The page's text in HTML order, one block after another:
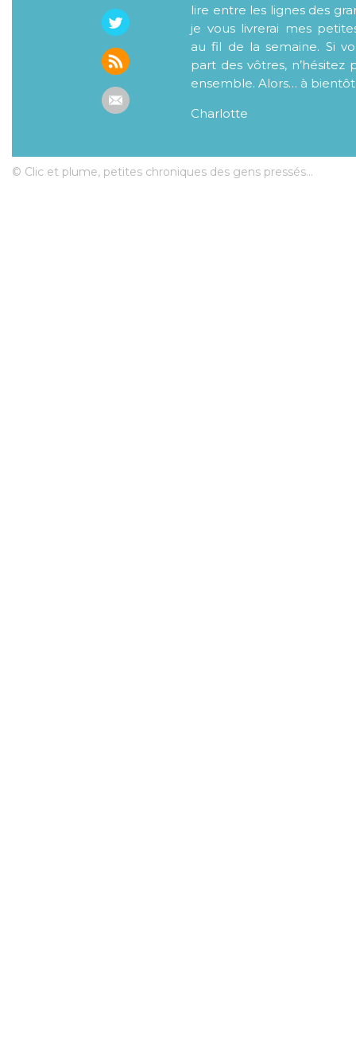
lire entre les lignes des
je vous livrerai mes
au fil de la semaine. Si
part des vôtres, n’hésitez
ensemble. Alors… à bientôt
Charlotte
© Clic et plume, petites chroniques des gens pressés...